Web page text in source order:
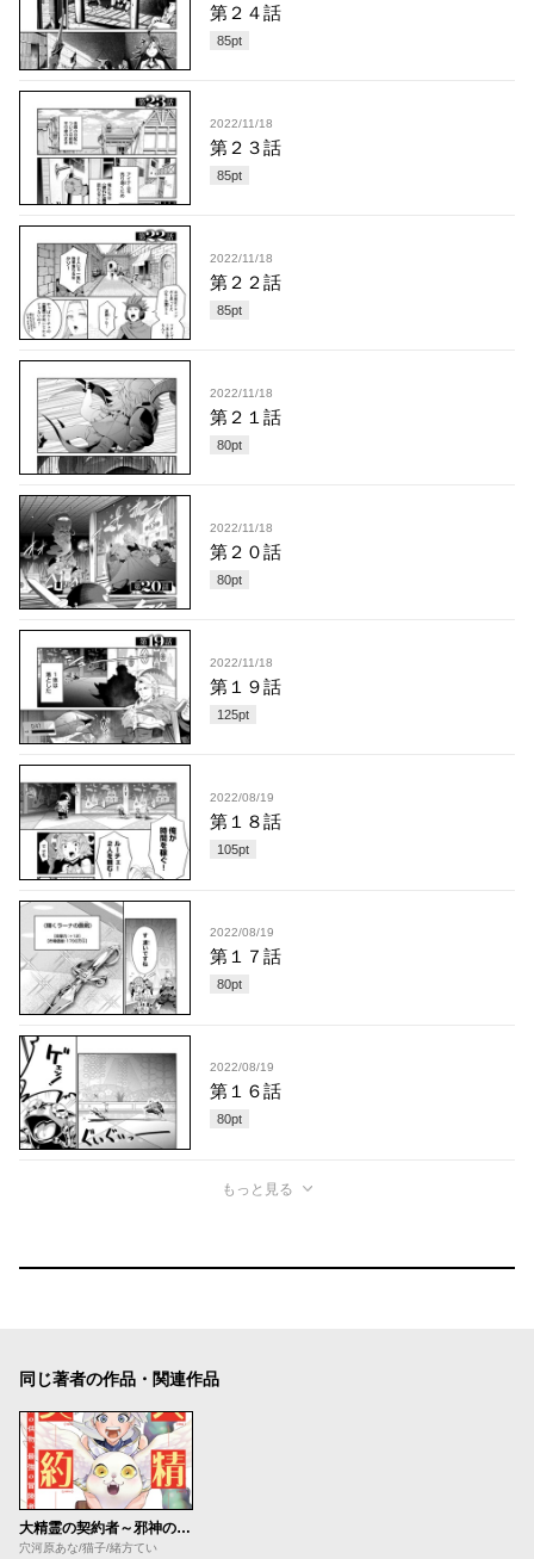
第２４話
85pt
2022/11/18
第２３話
85pt
2022/11/18
第２２話
85pt
2022/11/18
第２１話
80pt
2022/11/18
第２０話
80pt
2022/11/18
第１９話
125pt
2022/08/19
第１８話
105pt
2022/08/19
第１７話
80pt
2022/08/19
第１６話
80pt
もっと見る
同じ著者の作品・関連作品
大精霊の契約者～邪神の供物、最強の冒険者へ至る～
穴河原あな/猫子/緒方てい